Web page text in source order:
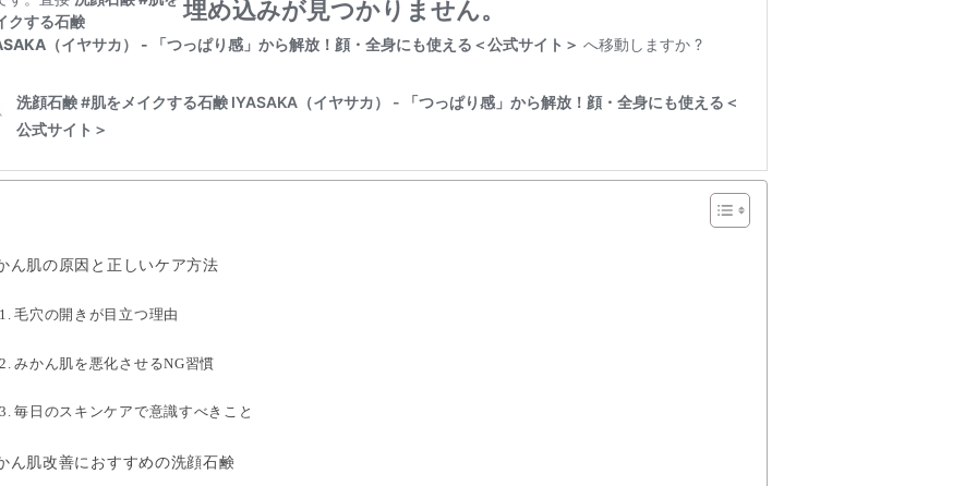
ん肌の原因と正しいケア方法
毛穴の開きが目立つ理由
みかん肌を悪化させるNG習慣
毎日のスキンケアで意識すべきこと
ん肌改善におすすめの洗顔石鹸